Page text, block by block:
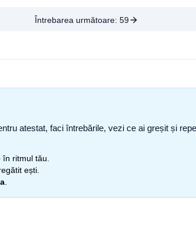
Întrebarea următoare: 59
atestat, faci întrebările, vezi ce ai greșit și
în ritmul tău.
ești.